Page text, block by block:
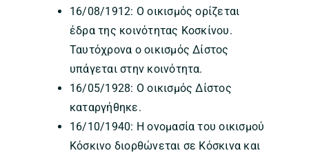
16/08/1912: Ο οικισμός ορίζεται
έδρα της κοινότητας Κοσκίνου.
Ταυτόχρονα ο οικισμός Δίστος
υπάγεται στην κοινότητα.
16/05/1928: Ο οικισμός Δίστος
καταργήθηκε.
16/10/1940: Η ονομασία του οικισμού
Κόσκινο διορθώνεται σε Κόσκινα και